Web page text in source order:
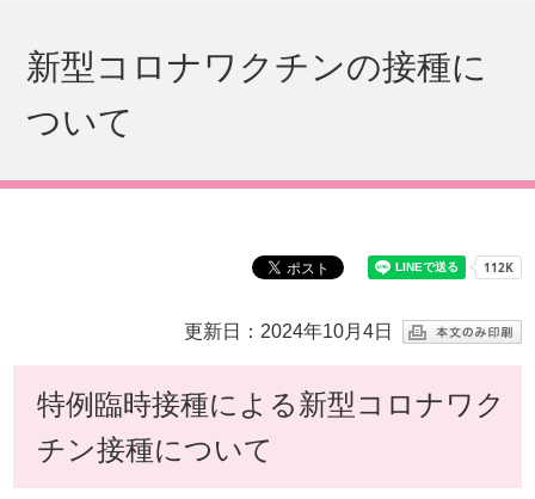
新型コロナワクチンの接種に
ついて
更新日：2024年10月4日
特例臨時接種による新型コロナワク
チン接種について